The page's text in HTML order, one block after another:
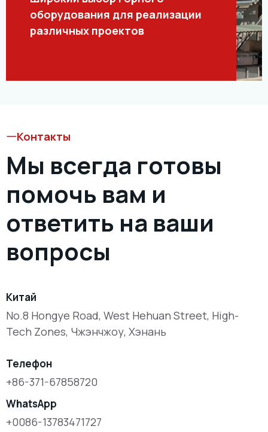
оборудования для реализации
различных проектов
Контакты
Мы всегда готовы
помочь вам и
ответить на ваши
вопросы
Китай
No.8 Hongye Road, West Hehuan Street, High-
Tech Zones, Чжэнчжоу, Хэнань
Телефон
+86-371-67858720
WhatsApp
+0086-13783471727